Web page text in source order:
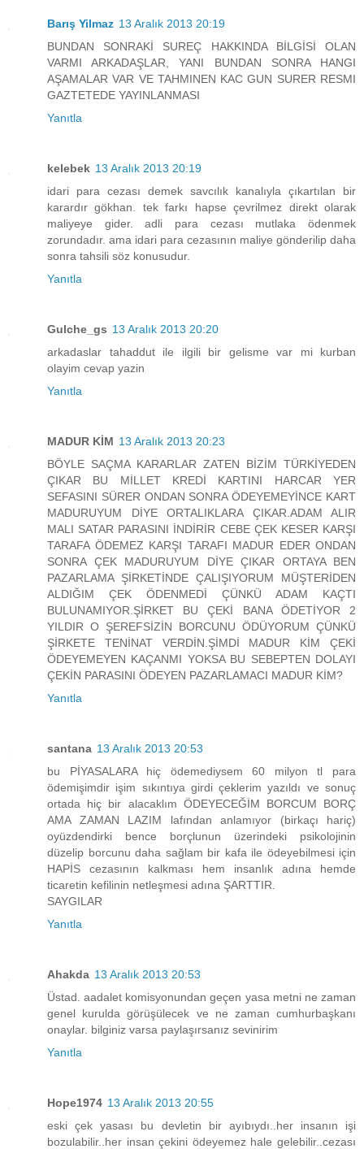
Barış Yilmaz 13 Aralık 2013 20:19
BUNDAN SONRAKİ SUREÇ HAKKINDA BİLGİSİ OLAN
VARMI ARKADAŞLAR, YANI BUNDAN SONRA HANGI
AŞAMALAR VAR VE TAHMINEN KAC GUN SURER RESMI
GAZTETEDE YAYINLANMASI
Yanıtla
kelebek 13 Aralık 2013 20:19
idari para cezası demek savcılık kanalıyla çıkartılan bir
karardır gökhan. tek farkı hapse çevrilmez direkt olarak
maliyeye gider. adli para cezası mutlaka ödenmek
zorundadır. ama idari para cezasının maliye gönderilip daha
sonra tahsili söz konusudur.
Yanıtla
Gulche_gs 13 Aralık 2013 20:20
arkadaslar tahaddut ile ilgili bir gelisme var mi kurban
olayim cevap yazin
Yanıtla
MADUR KİM 13 Aralık 2013 20:23
BÖYLE SAÇMA KARARLAR ZATEN BİZİM TÜRKİYEDEN
ÇIKAR BU MİLLET KREDİ KARTINI HARCAR YER
SEFASINI SÜRER ONDAN SONRA ÖDEYEMEYİNCE KART
MADURUYUM DİYE ORTALIKLARA ÇIKAR.ADAM ALIR
MALI SATAR PARASINI İNDİRİR CEBE ÇEK KESER KARŞI
TARAFA ÖDEMEZ KARŞI TARAFI MADUR EDER ONDAN
SONRA ÇEK MADURUYUM DİYE ÇIKAR ORTAYA BEN
PAZARLAMA ŞİRKETİNDE ÇALIŞIYORUM MÜŞTERİDEN
ALDIĞIM ÇEK ÖDENMEDİ ÇÜNKÜ ADAM KAÇTI
BULUNAMIYOR.ŞİRKET BU ÇEKİ BANA ÖDETİYOR 2
YILDIR O ŞEREFSİZİN BORCUNU ÖDÜYORUM ÇÜNKÜ
ŞİRKETE TENİNAT VERDİN.ŞİMDİ MADUR KİM ÇEKİ
ÖDEYEMEYEN KAÇANMI YOKSA BU SEBEPTEN DOLAYI
ÇEKİN PARASINI ÖDEYEN PAZARLAMACI MADUR KİM?
Yanıtla
santana 13 Aralık 2013 20:53
bu PİYASALARA hiç ödemediysem 60 milyon tl para
ödemişimdir işim sıkıntıya girdi çeklerim yazıldı ve sonuç
ortada hiç bir alacaklım ÖDEYECEĞİM BORCUM BORÇ
AMA ZAMAN LAZIM lafından anlamıyor (birkaçı hariç)
oyüzdendirki bence borçlunun üzerindeki psikolojinin
düzelip borcunu daha sağlam bir kafa ile ödeyebilmesi için
HAPİS cezasının kalkması hem insanlık adına hemde
ticaretin kefilinin netleşmesi adına ŞARTTIR.
SAYGILAR
Yanıtla
Ahakda 13 Aralık 2013 20:53
Üstad. aadalet komisyonundan geçen yasa metni ne zaman
genel kurulda görüşülecek ve ne zaman cumhurbaşkanı
onaylar. bilginiz varsa paylaşırsanız sevinirim
Yanıtla
Hope1974 13 Aralık 2013 20:55
eski çek yasası bu devletin bir ayıbıydı..her insanın işi
bozulabilir..her insan çekini ödeyemez hale gelebilir..cezası